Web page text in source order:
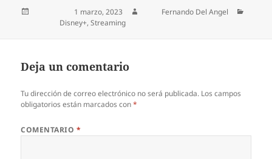
1 marzo, 2023
Fernando Del Angel
Disney+,Streaming
Deja un comentario
Tu dirección de correo electrónico no será publicada. Los campos
obligatorios están marcados con*
COMENTARIO *